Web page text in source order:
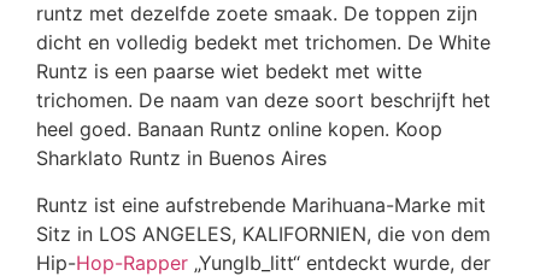
runtz met dezelfde zoete smaak. De toppen zijn
dicht en volledig bedekt met trichomen. De White
Runtz is een paarse wiet bedekt met witte
trichomen. De naam van deze soort beschrijft het
heel goed. Banaan Runtz online kopen. Koop
Sharklato Runtz in Buenos Aires
Runtz ist eine aufstrebende Marihuana-Marke mit
Sitz in LOS ANGELES, KALIFORNIEN, die von dem
Hip-Hop-Rapper „Yunglb_litt“ entdeckt wurde, der